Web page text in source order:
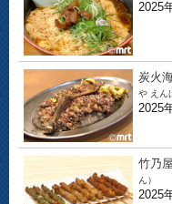
2025
炭火
や えん
2025
竹乃
ん）
2025